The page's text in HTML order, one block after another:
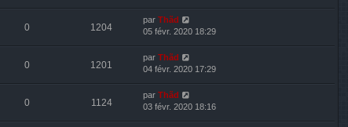
0 1204
par Thãd
05 févr. 2020 18:29
0 1201
par Thãd
04 févr. 2020 17:29
0 1124
par Thãd
03 févr. 2020 18:16